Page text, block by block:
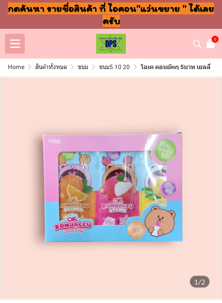
กดค้นหา รายชื่อสินค้า ที่ ไอคอน"แว่นขยาย " ได้เลย
ครับ
0
Home สินค้าทั้งหมด ขนม ขนม5 10 20 โอเค คอนยัคกุ 5บาท เยลลี่
1/2